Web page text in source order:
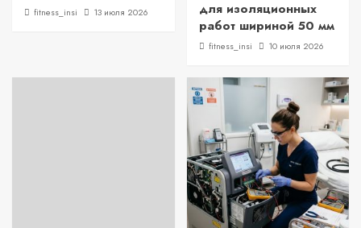
fitness_insi 13 июля 2026
для изоляционных
работ шириной 50 мм
fitness_insi 10 июля 2026